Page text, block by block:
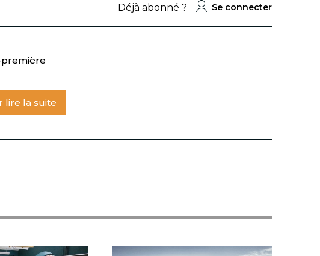
Déjà abonné ? Se connecter
première
lire la suite